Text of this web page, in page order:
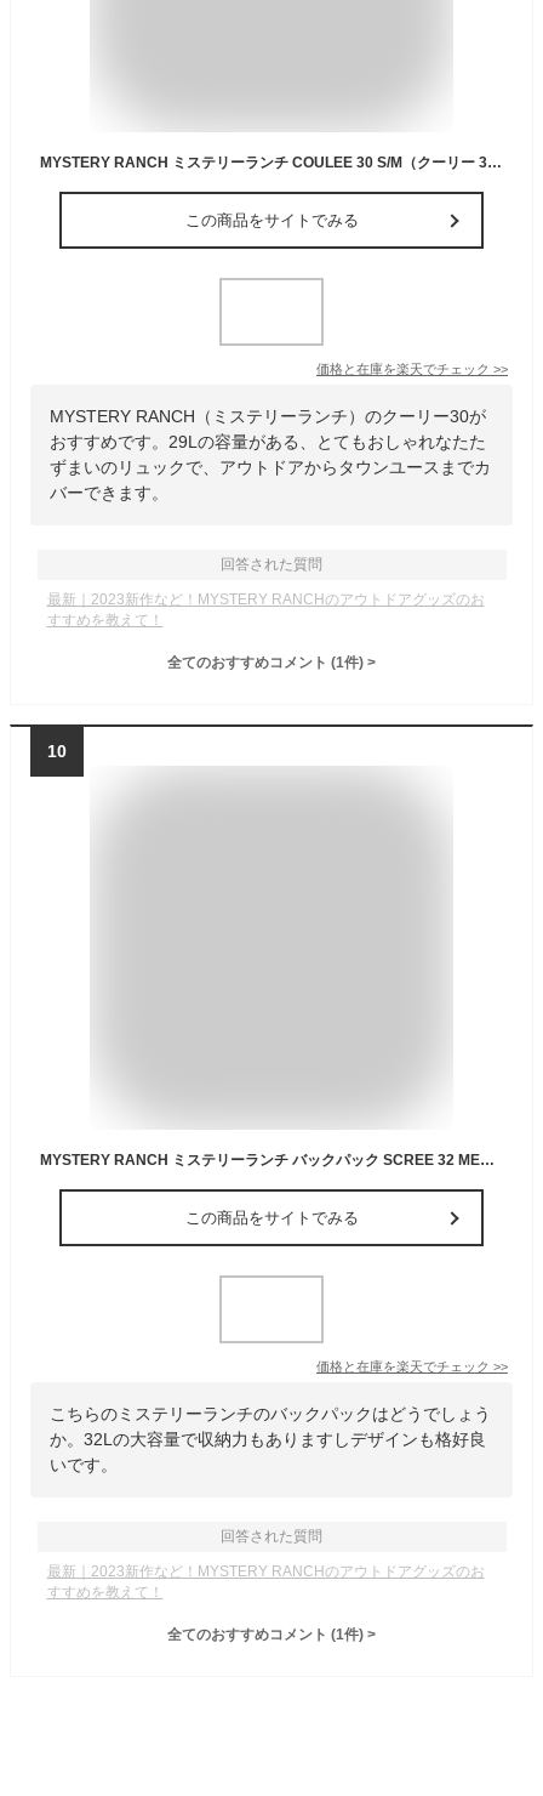
MYSTERY RANCH ミステリーランチ COULEE 30 S/M（クーリー 30）【正規取扱店】【Sx】【T】｜メンズ リュック バックパック アウトドア ブランド 大容量 黒 ブラック アウトドア 登山 キャンプ 旅行 デザイン おしゃれ 秋 冬 敬老の日
この商品をサイトでみる
価格と在庫を楽天でチェック >>
MYSTERY RANCH（ミステリーランチ）のクーリー30が
おすすめです。29Lの容量がある、とてもおしゃれなたた
ずまいのリュックで、アウトドアからタウンユースまでカ
バーできます。
回答された質問
最新｜2023新作など！MYSTERY RANCHのアウトドアグッズのお
すすめを教えて！
全てのおすすめコメント (1件) >
10
MYSTERY RANCH ミステリーランチ バックパック SCREE 32 MEN'S スクリー メンズ S/M 32L デイパック バッグ バック 鞄 カバン『送料無料（一部地域除く）』
この商品をサイトでみる
価格と在庫を楽天でチェック >>
こちらのミステリーランチのバックパックはどうでしょう
か。32Lの大容量で収納力もありますしデザインも格好良
いです。
回答された質問
最新｜2023新作など！MYSTERY RANCHのアウトドアグッズのお
すすめを教えて！
全てのおすすめコメント (1件) >